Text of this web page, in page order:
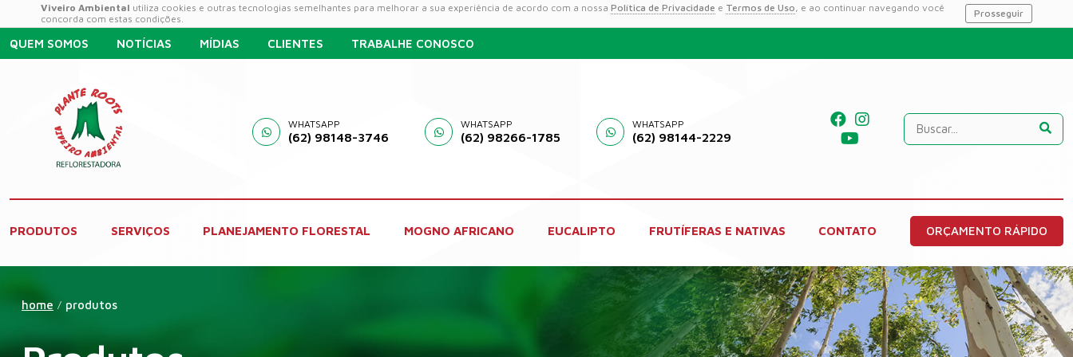
Viveiro Ambiental utiliza cookies e outras tecnologias semelhantes para melhorar a sua experiência de acordo com a nossa Política de Privacidade e Termos de Uso, e ao continuar navegando você
concorda com estas condições.
Prosseguir
QUEM SOMOS NOTÍCIAS MÍDIAS CLIENTES TRABALHE CONOSCO
WHATSAPP
(62) 98148-3746
WHATSAPP
(62) 98266-1785
WHATSAPP
(62) 98144-2229
PRODUTOS SERVIÇOS PLANEJAMENTO FLORESTAL MOGNO AFRICANO EUCALIPTO FRUTÍFERAS E NATIVAS CONTATO ORÇAMENTO RÁPIDO
home / produtos